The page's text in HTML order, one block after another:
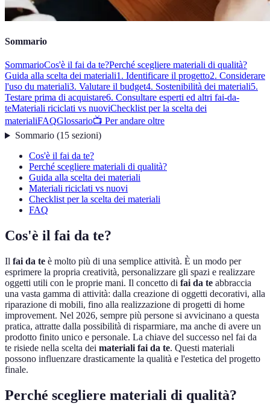
Sommario
SommarioCos'è il fai da te?Perché scegliere materiali di qualità?
Guida alla scelta dei materiali1. Identificare il progetto2. Considerare
l'uso du materiali3. Valutare il budget4. Sostenibilità dei materiali5.
Testare prima di acquistare6. Consultare esperti ed altri fai-da-
teMateriali riciclati vs nuoviChecklist per la scelta dei
materialiFAQGlossario📺 Per andare oltre
Sommario(15 sezioni)
Cos'è il fai da te?
Perché scegliere materiali di qualità?
Guida alla scelta dei materiali
Materiali riciclati vs nuovi
Checklist per la scelta dei materiali
FAQ
Cos'è il fai da te?
Il fai da te è molto più di una semplice attività. È un modo per
esprimere la propria creatività, personalizzare gli spazi e realizzare
oggetti utili con le proprie mani. Il concetto di fai da te abbraccia
una vasta gamma di attività: dalla creazione di oggetti decorativi, alla
riparazione di mobili, fino alla realizzazione di progetti di home
improvement. Nel 2026, sempre più persone si avvicinano a questa
pratica, attratte dalla possibilità di risparmiare, ma anche di avere un
prodotto finito unico e personale. La chiave del successo nel fai da
te risiede nella scelta dei materiali fai da te. Questi materiali
possono influenzare drasticamente la qualità e l'estetica del progetto
finale.
Perché scegliere materiali di qualità?